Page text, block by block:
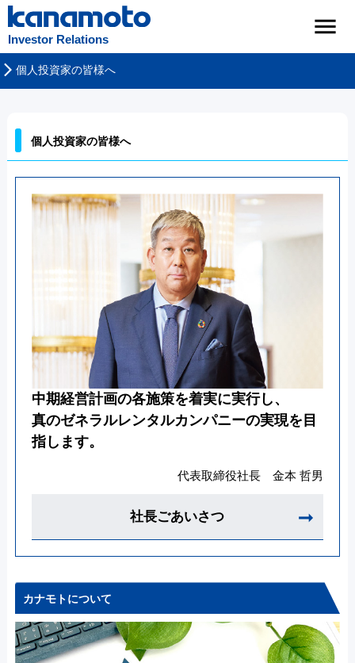
Investor Relations
個人投資家の皆様へ
個人投資家の皆様へ
中期経営計画の各施策を着実に実行し、
真のゼネラルレンタルカンパニーの実現を目
指します。
代表取締役社長 金本 哲男
社長ごあいさつ
カナモトについて